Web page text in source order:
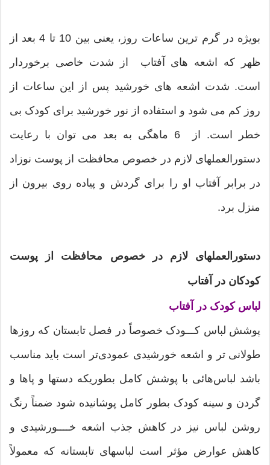
بویژه در گرم ترین ساعات روز، یعنی بین 10 تا 4 بعد از
ظهر که اشعه های آفتاب از شدت خاصی برخوردار
است. شدت اشعه های خورشید پس از این ساعات از
روز کم می شود و استفاده از نور خورشید برای کودک بی
خطر است. از 6 ماهگی به بعد می توان با رعایت
دستورالعملهای لازم در خصوص محافظت از پوست نوزاد
در برابر آفتاب او را برای گردش و پیاده روی بیرون از
منزل برد.
دستورالعملهای لازم در خصوص محافظت از پوست
کودکان در آفتاب
لباس کودک در آفتاب
پوشش لباس کـــودک خصوصاً در فصل تابستان که روزها
طولانی تر و اشعه خورشیدی عمودی‌تر است باید مناسب
باشد لباس‌هائی با پوشش کامل بطوریکه دستها و پاها و
گردن و سینه کودک بطور کامل پوشانیده شود ضمناً رنگ
روشن لباس نیز در کاهش جذب اشعه خــــورشیدی و
کاهش عوارض مؤثر است لباسهای تابستانه که معمولاً